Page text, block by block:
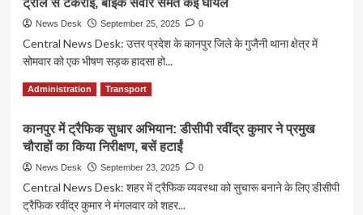
सड़कों
का
हाल
26.86
करोड़
लागत
से
दीप
सोटे
बाबा
चौराहा
रोड
News Desk September 25, 2025 0
Central News Desk: उत्तर प्रदेश के कानपुर जिले के गुजैनी थाना क्षेत्र में
सोमवार को एक भीषण सड़क हादसा हो...
Read MoreRead
more
कानपुर
में
बड़ा
हादसा:
RTO
Administration Transport
कानपुर में ट्रैफिक सुधार अभियान: डीसीपी रवींद्र कुमार ने प्रमुख
चौराहों का किया निरीक्षण, बसें हटाईं
News Desk September 23, 2025 0
Central News Desk: शहर में ट्रैफिक व्यवस्था को सुचारू बनाने के लिए डीसीपी
ट्रैफिक रवींद्र कुमार ने मंगलवार को शहर...